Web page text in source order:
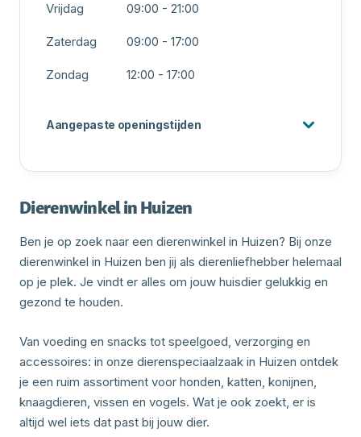
Vrijdag 09:00 - 21:00
Zaterdag 09:00 - 17:00
Zondag 12:00 - 17:00
Aangepaste openingstijden
Dierenwinkel in Huizen
Ben je op zoek naar een dierenwinkel in Huizen? Bij onze
dierenwinkel in Huizen ben jij als dierenliefhebber helemaal
op je plek. Je vindt er alles om jouw huisdier gelukkig en
gezond te houden.
Van voeding en snacks tot speelgoed, verzorging en
accessoires: in onze dierenspeciaalzaak in Huizen ontdek
je een ruim assortiment voor honden, katten, konijnen,
knaagdieren, vissen en vogels. Wat je ook zoekt, er is
altijd wel iets dat past bij jouw dier.